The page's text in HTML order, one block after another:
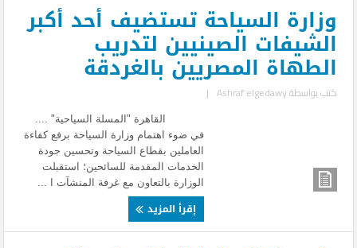
وزارة السياحة تستضيف أحد أكبر
الشيفات الصينيين لتدريب
الطهاة المصريين بالغردقة
كتب بواسطةAshraf elgedawy
|
القاهرة "المسلة السياحية" ....
في ضوء اهتمام وزارة السياحة برفع كفاءة
العاملين بقطاع السياحة وتحسين جودة
الخدمات المقدمة للسائحين؛ استقبلت
الوزارة بالتعاون مع غرفة المنشآت ا ...
إقرأ المزيد